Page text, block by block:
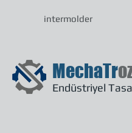
intermolder
Endüstriyel
MechaTr